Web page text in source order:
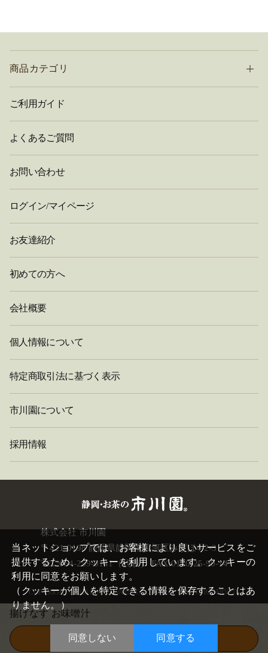
揚げなす お味噌汁
この商品を買い物かごに入れる
商品カテゴリ
ご利用ガイド
よくあるご質問
お問い合わせ
ログイン/マイページ
お友達紹介
初めての方へ
会社概要
個人情報について
特定商取引法に基づく表示
市川園について
採用情報
株式会社 市川園
〒421-0198 静岡県静岡市駿河区みずほ4-2-3
TEL:054-259-0141（代表） FAX:0120-25-90-14
COPYRIGHT©2026 ICHIKAWAEN. CO.,LTD. ALL RIGHTS RESERVED.
当ネットショップでは、お客様により良いサービスをご
提供するため、クッキーを利用しています。クッキーの
利用に同意をお願いします。
（クッキーが個人を特定できる情報を保存することはあ
りません。）
同意しない
閉
じ
る
同意する